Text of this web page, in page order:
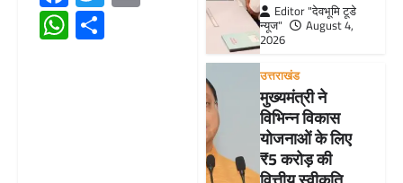
WhatsApp
Editor "देवभूमि टूडे
न्यूज"
August 4,
2026
उत्तराखंड
मुख्यमंत्री ने
विभिन्न विकास
योजनाओं के लिए
₹5 करोड़ की